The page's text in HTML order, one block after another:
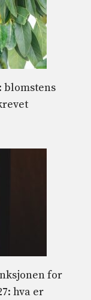
blomstens
for
hva er